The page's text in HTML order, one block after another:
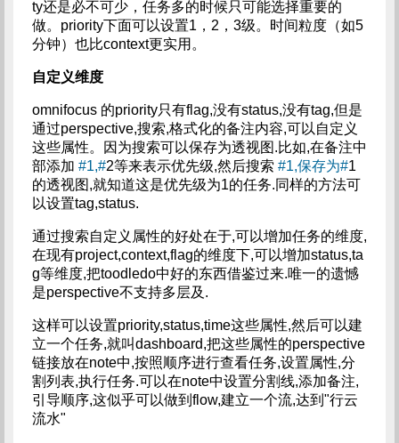
ty还是必不可少，任务多的时候只可能选择重要的
做。priority下面可以设置1，2，3级。时间粒度（如5
分钟）也比context更实用。
自定义维度
omnifocus 的priority只有flag,没有status,没有tag,但是
通过perspective,搜索,格式化的备注内容,可以自定义
这些属性。因为搜索可以保存为透视图.比如,在备注中
部添加 #1,#2等来表示优先级,然后搜索 #1,保存为#1
的透视图,就知道这是优先级为1的任务.同样的方法可
以设置tag,status.
通过搜索自定义属性的好处在于,可以增加任务的维度,
在现有project,context,flag的维度下,可以增加status,ta
g等维度,把toodledo中好的东西借鉴过来.唯一的遗憾
是perspective不支持多层及.
这样可以设置priority,status,time这些属性,然后可以建
立一个任务,就叫dashboard,把这些属性的perspective
链接放在note中,按照顺序进行查看任务,设置属性,分
割列表,执行任务.可以在note中设置分割线,添加备注,
引导顺序,这似乎可以做到flow,建立一个流,达到"行云
流水"